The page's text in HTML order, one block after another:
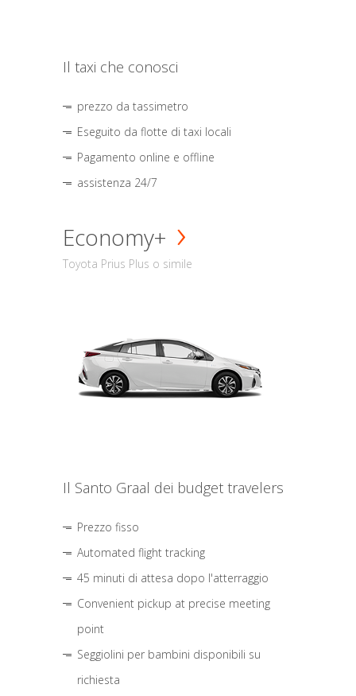
Il taxi che conosci
prezzo da tassimetro
Eseguito da flotte di taxi locali
Pagamento online e offline
assistenza 24/7
Economy+
Toyota Prius Plus o simile
Il Santo Graal dei budget travelers
Prezzo fisso
Automated flight tracking
45 minuti di attesa dopo l'atterraggio
Convenient pickup at precise meeting
point
Seggiolini per bambini disponibili su
richiesta